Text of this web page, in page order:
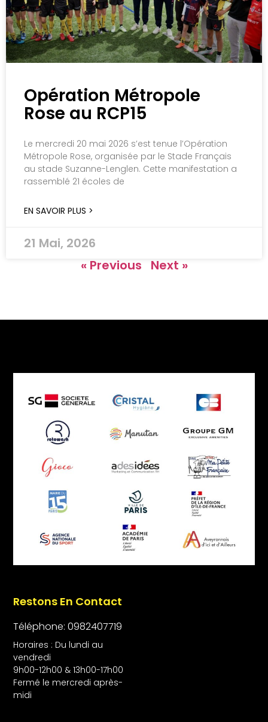
Opération Métropole
Rose au RCP15
Le mercredi 20 mai 2026 s’est tenue l’Opération
Métropole Rose, organisée par le Stade Français
au stade Suzanne-Lenglen. Cette manifestation a
rassemblé 21 écoles de
EN SAVOIR PLUS >
21 Mai, 2026
« Previous
Next »
Restons En Contact
Téléphone: 0982407719
Horaires : Du lundi au
vendredi
9h00-12h00 & 13h00-17h00
Fermé le mercredi après-
midi